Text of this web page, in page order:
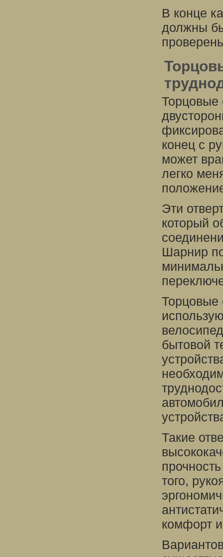
В конце
должны
Торцовые
конец с
может
легко
Эти
который
Шарнир
Торцовые
бытовой
Такие
того,
комфорт